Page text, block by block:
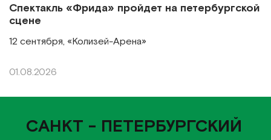
Спектакль «Фрида» пройдет на петербургской
сцене
12 сентября, «Колизей-Арена»
01.08.2026
САНКТ - ПЕТЕРБУРГСКИЙ